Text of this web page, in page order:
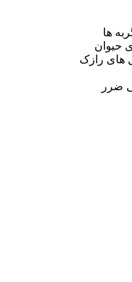
ها
حیوان
های رازک
ضرر